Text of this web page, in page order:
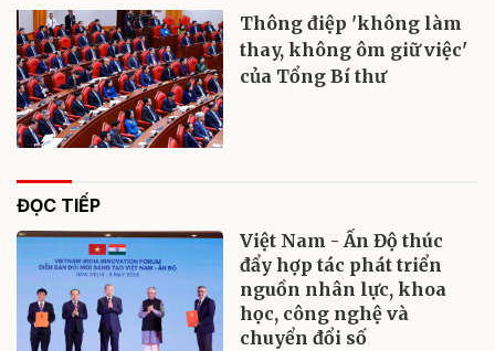
Thông điệp 'không làm
thay, không ôm giữ việc'
của Tổng Bí thư
ĐỌC TIẾP
Việt Nam - Ấn Độ thúc
đẩy hợp tác phát triển
nguồn nhân lực, khoa
học, công nghệ và
chuyển đổi số